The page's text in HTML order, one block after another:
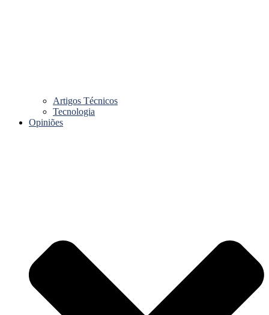
Artigos Técnicos
Tecnologia
Opiniões